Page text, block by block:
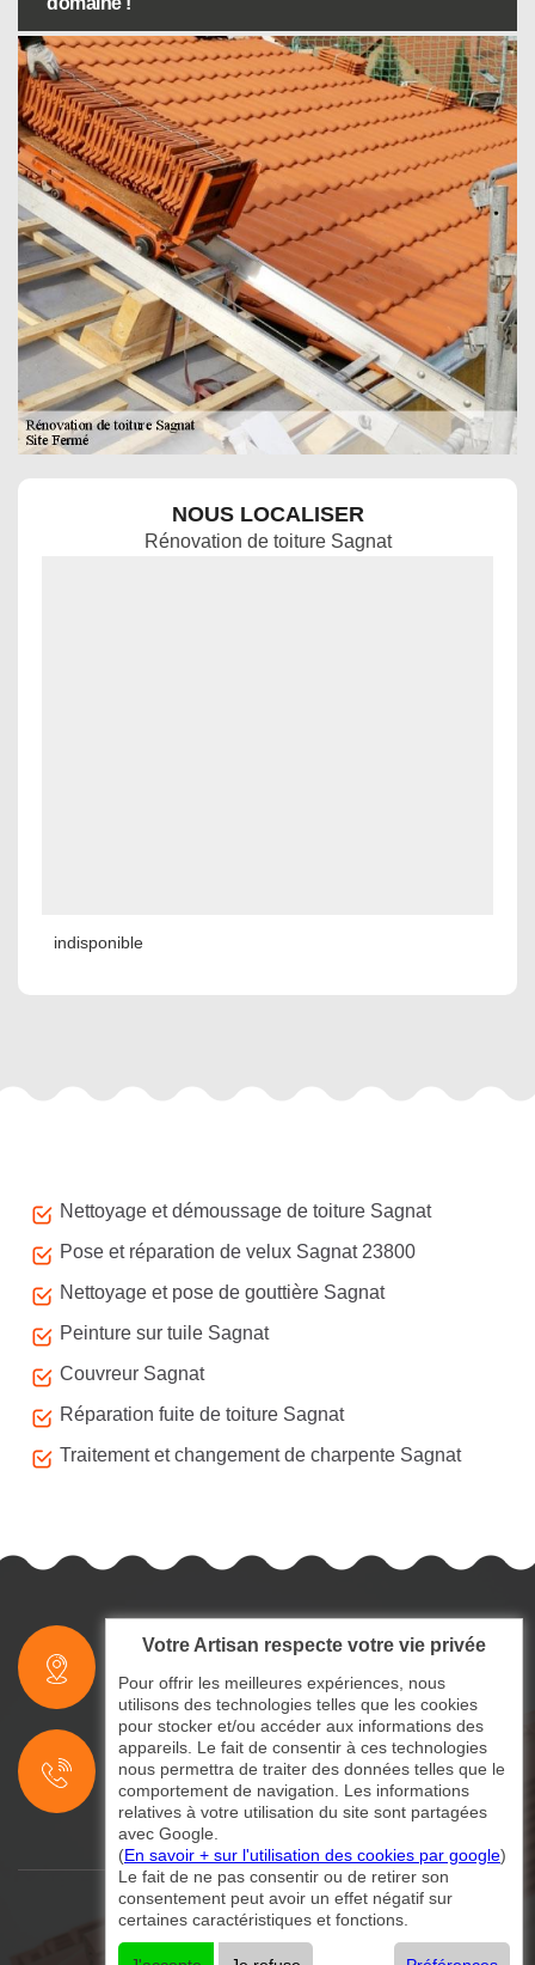
NOUS LOCALISER
Rénovation de toiture Sagnat
indisponible
Nettoyage et démoussage de toiture Sagnat
Pose et réparation de velux Sagnat 23800
Nettoyage et pose de gouttière Sagnat
Peinture sur tuile Sagnat
Couvreur Sagnat
Réparation fuite de toiture Sagnat
Traitement et changement de charpente Sagnat
indisponible
indisponible
©2024 - 2026 Tout droit réservé
Mentions légales-Contactez-nous
Votre Artisan respecte votre vie privée
Pour offrir les meilleures expériences, nous
utilisons des technologies telles que les cookies
pour stocker et/ou accéder aux informations des
appareils. Le fait de consentir à ces technologies
nous permettra de traiter des données telles que le
comportement de navigation. Les informations
relatives à votre utilisation du site sont partagées
avec Google.
(En savoir + sur l'utilisation des cookies par google)
Le fait de ne pas consentir ou de retirer son
consentement peut avoir un effet négatif sur
certaines caractéristiques et fonctions.